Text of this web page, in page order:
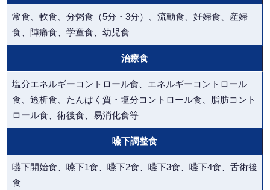
常食、軟食、分粥食（5分・3分）、流動食、妊婦食、産婦
食、陣痛食、学童食、幼児食
治療食
塩分エネルギーコントロール食、エネルギーコントロール
食、透析食、たんぱく質・塩分コントロール食、脂肪コント
ロール食、術後食、易消化食等
嚥下調整食
嚥下開始食、嚥下1食、嚥下2食、嚥下3食、嚥下4食、舌術後
食